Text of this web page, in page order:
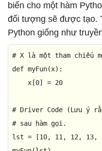
biến cho một hàm
đối tượng sẽ được tạo.
Python giống như
# X là một tham chiếu
def myFun(x):
    x[
0] = 20
# Driver Code (Lưu ý
# sau hàm gọi.
lst = [10, 11 , 12 , 13,